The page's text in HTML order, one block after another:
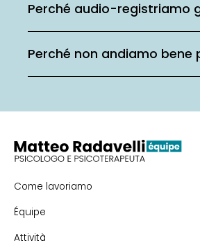
Perché audio-registriamo
Perché non andiamo bene
Come lavoriamo
Équipe
Attività